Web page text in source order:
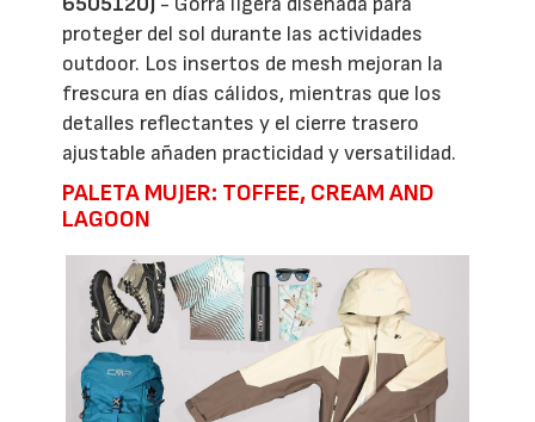
proteger del sol durante las actividades
outdoor. Los insertos de mesh mejoran la
frescura en días cálidos, mientras que los
detalles reflectantes y el cierre trasero
ajustable añaden practicidad y versatilidad.
PALETA MUJER: TOFFEE, CREAM AND
LAGOON